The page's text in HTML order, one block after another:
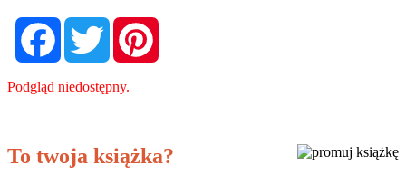
FacebookTwitter
Podgląd niedostępny.
To twoja książka?